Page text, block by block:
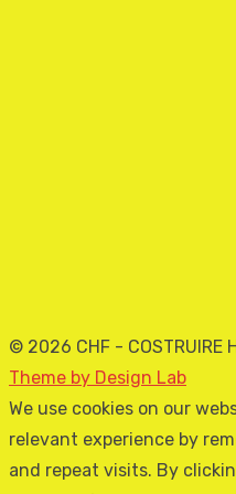
© 2026 CHF - COSTRUIRE
Theme by Design Lab
We use cookies on our
relevant experience by
and repeat visits. By